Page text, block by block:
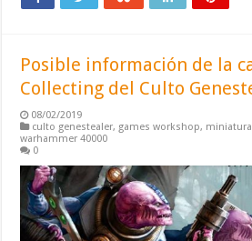
Posible información de la
Collecting del Culto
08/02/2019
culto genestealer, games workshop,
warhammer 40000
0